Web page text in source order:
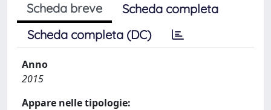
Scheda breve
Scheda completa
Scheda completa (DC)
Anno
2015
Appare nelle tipologie: